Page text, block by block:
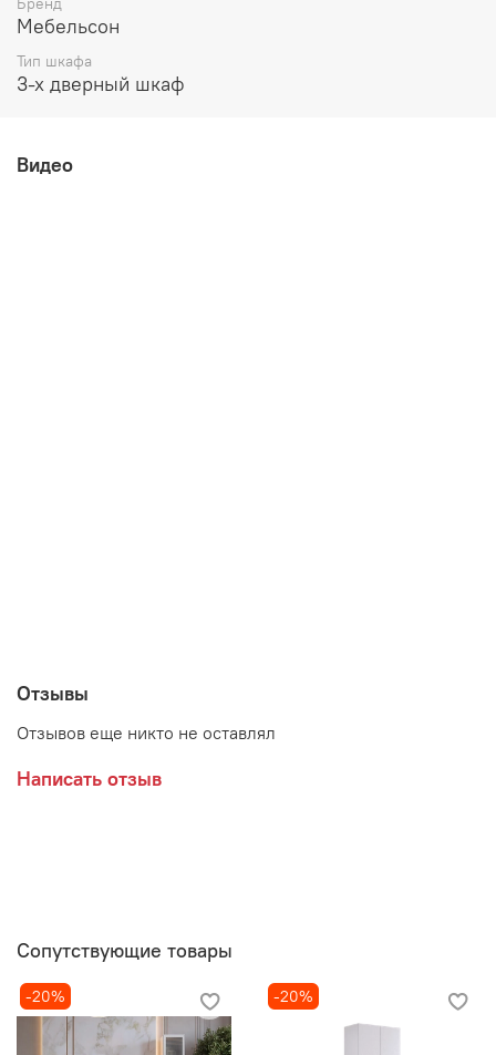
Мебельсон
Тип шкафа
3-х дверный шкаф
Видео
Отзывы
Отзывов еще никто не оставлял
Написать отзыв
Сопутствующие товары
-20% -20%